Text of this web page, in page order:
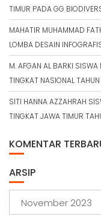
TIMUR PADA GG
MAHATIR MUHAMMAD
LOMBA DESAIN
M. AFGAN AL BARKI SISWA
TINGKAT NASIONAL
SITI HANNA AZZAHRAH
TINGKAT JAWA TIMUR
KOMENTAR
ARSIP